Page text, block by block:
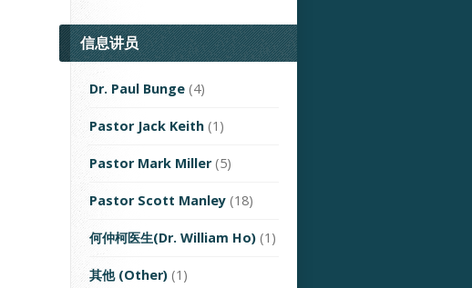
信息讲员
Dr. Paul Bunge (4)
Pastor Jack Keith (1)
Pastor Mark Miller(5)
Pastor Scott Manley (18)
何仲柯医生(Dr. William Ho) (1)
其他 (Other) (1)